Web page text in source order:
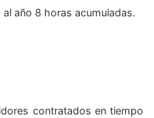
año 8 horas acumuladas.
contratados en tiempo